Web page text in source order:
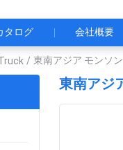
タログ 会社概要
/ 東南アジア モンソ
東南アジ